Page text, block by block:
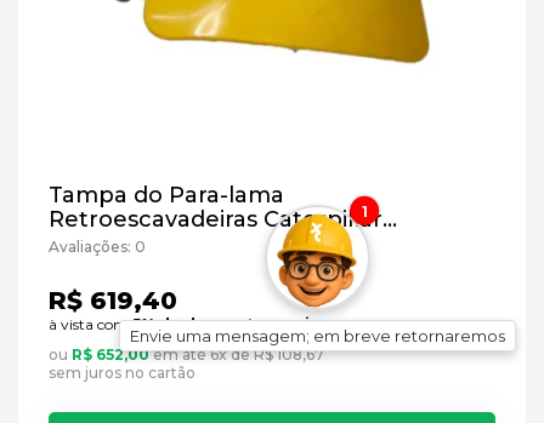
1
Envie uma mensagem; em breve retornaremos
Tampa do Para-lama
Retroescavadeiras Caterpillar
Cód:3949510 - Paralelo
Avaliações: 0
R$ 619,40
à vista com5% de desconto no pix
ou R$ 652,00em até 6x de R$ 108,67
sem juros no cartão